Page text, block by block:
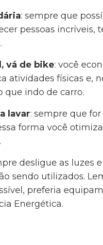
: sempre que
pessoas incríveis,
vá de bike: você
atividades físicas e,
que indo de carro.
lavar: sempre que
forma você
desligue as luzes
sendo utilizados.
preferia
Energética.